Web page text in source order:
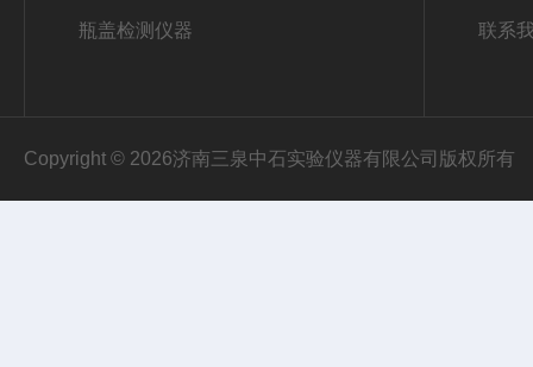
瓶盖检测仪器 联系
Copyright © 2026济南三泉中石实验仪器有限公司版权所有